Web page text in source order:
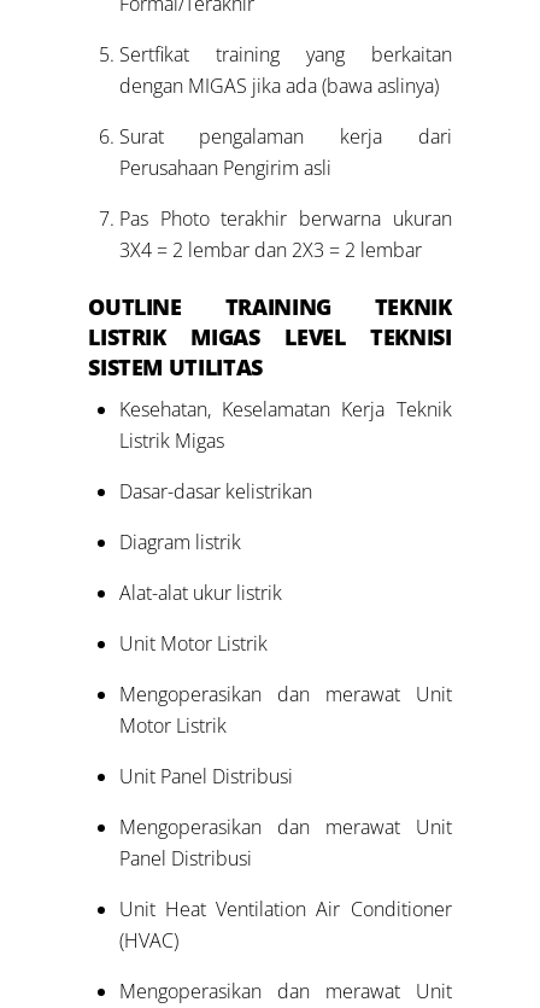
Sertfikat training yang berkaitan
dengan MIGAS jika ada (bawa aslinya)
Surat pengalaman kerja dari
Perusahaan Pengirim asli
Pas Photo terakhir berwarna ukuran
3X4 = 2 lembar dan 2X3 = 2 lembar
OUTLINE TRAINING TEKNIK
LISTRIK MIGAS LEVEL
TEKNISI
SISTEM UTILITAS
Kesehatan, Keselamatan Kerja Teknik
Listrik Migas
Dasar-dasar kelistrikan
Diagram listrik
Alat-alat ukur listrik
Unit Motor Listrik
Mengoperasikan dan merawat Unit
Motor Listrik
Unit Panel Distribusi
Mengoperasikan dan merawat Unit
Panel Distribusi
Unit Heat Ventilation Air Conditioner
(HVAC)
Mengoperasikan dan merawat Unit